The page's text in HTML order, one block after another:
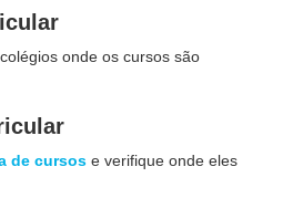
onde os cursos são
de cursos e verifique onde eles